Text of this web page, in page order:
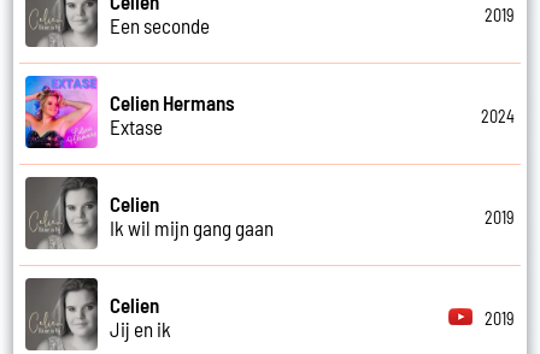
Een seconde
2019
Celien Hermans
Extase
2024
Celien
Ik wil mijn gang gaan
2019
Celien
Jij en ik
2019